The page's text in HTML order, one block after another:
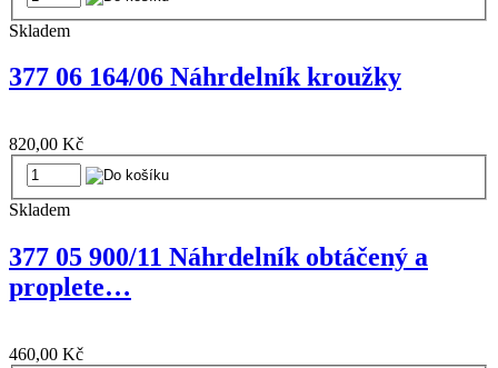
Skladem
377 06 164/06 Náhrdelník kroužky
820,00 Kč
Skladem
377 05 900/11 Náhrdelník obtáčený a
proplete…
460,00 Kč